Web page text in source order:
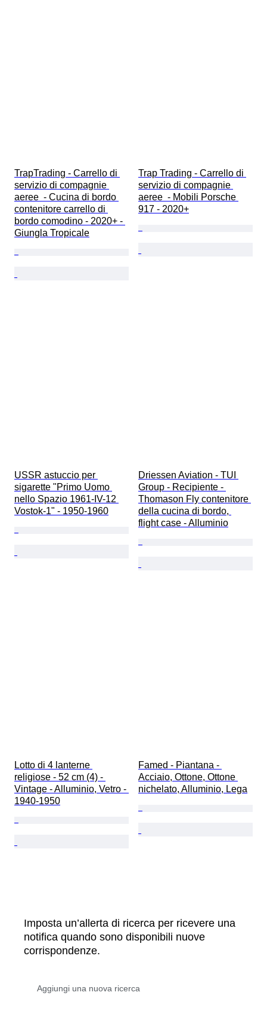
TrapTrading - Carrello di
servizio di compagnie
aeree  - Cucina di bordo
contenitore carrello di
bordo comodino - 2020+ -
Giungla Tropicale
Trap Trading - Carrello di
servizio di compagnie
aeree  - Mobili Porsche
917 - 2020+
USSR astuccio per
sigarette "Primo Uomo
nello Spazio 1961-IV-12
Vostok-1" - 1950-1960
Driessen Aviation - TUI
Group - Recipiente -
Thomason Fly contenitore
della cucina di bordo,
flight case - Alluminio
Lotto di 4 lanterne
religiose - 52 cm (4) -
Vintage - Alluminio, Vetro -
1940-1950
Famed - Piantana -
Acciaio, Ottone, Ottone
nichelato, Alluminio, Lega
Imposta un’allerta di ricerca per ricevere una
notifica quando sono disponibili nuove
corrispondenze.